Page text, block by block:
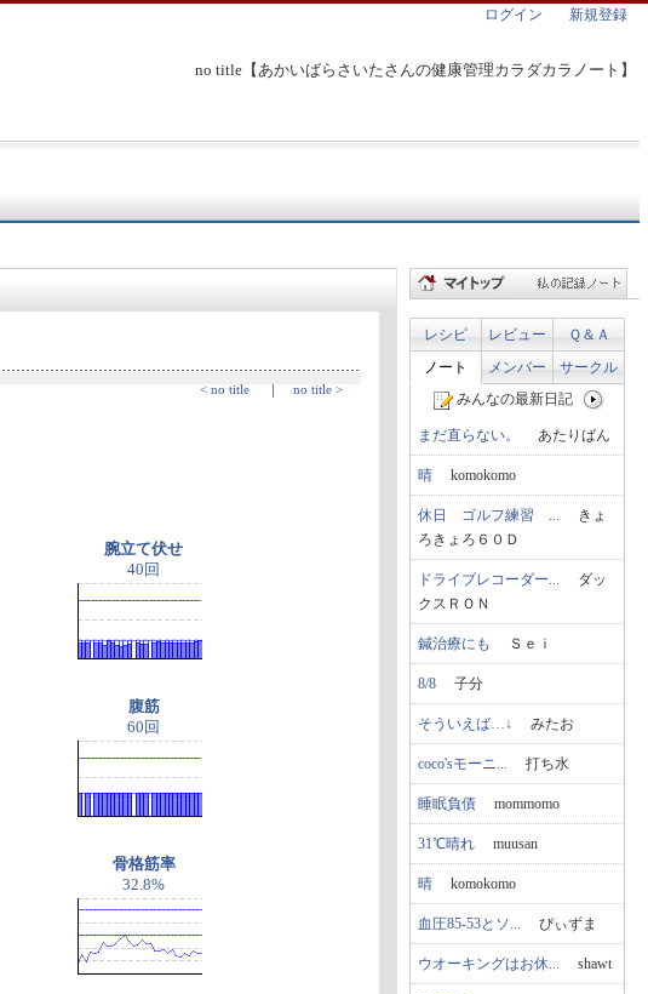
no title【あかいばらさいたさんの健康管理カラダカラノート】
ログイン 新規登録
< no title ｜ no title >
腕立て伏せ
40回
腹筋
60回
骨格筋率
32.8%
レシピ レビュー
Ｑ＆Ａ
ノート
メンバー
サークル
みんなの最新日記
まだ直らない。 あたりばん
晴 komokomo
休日 ゴルフ練習 ... きょ
ろきょろ６０Ｄ
ドライブレコーダー... ダッ
クスＲＯＮ
鍼治療にも Ｓｅｉ
8/8 子分
そういえば…↓ みたお
coco'sモーニ... 打ち水
睡眠負債 mommomo
31℃晴れ muusan
晴 komokomo
血圧85-53とソ... ぴぃずま
ウオーキングはお休... shawt